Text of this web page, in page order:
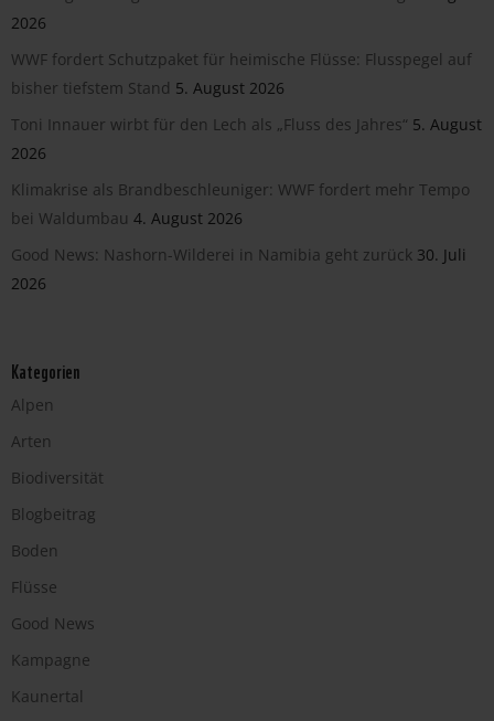
2026
WWF fordert Schutzpaket für heimische Flüsse: Flusspegel auf
bisher tiefstem Stand 5. August 2026
Toni Innauer wirbt für den Lech als „Fluss des Jahres“ 5. August
2026
Klimakrise als Brandbeschleuniger: WWF fordert mehr Tempo
bei Waldumbau 4. August 2026
Good News: Nashorn-Wilderei in Namibia geht zurück 30. Juli
2026
Kategorien
Alpen
Arten
Biodiversität
Blogbeitrag
Boden
Flüsse
Good News
Kampagne
Kaunertal